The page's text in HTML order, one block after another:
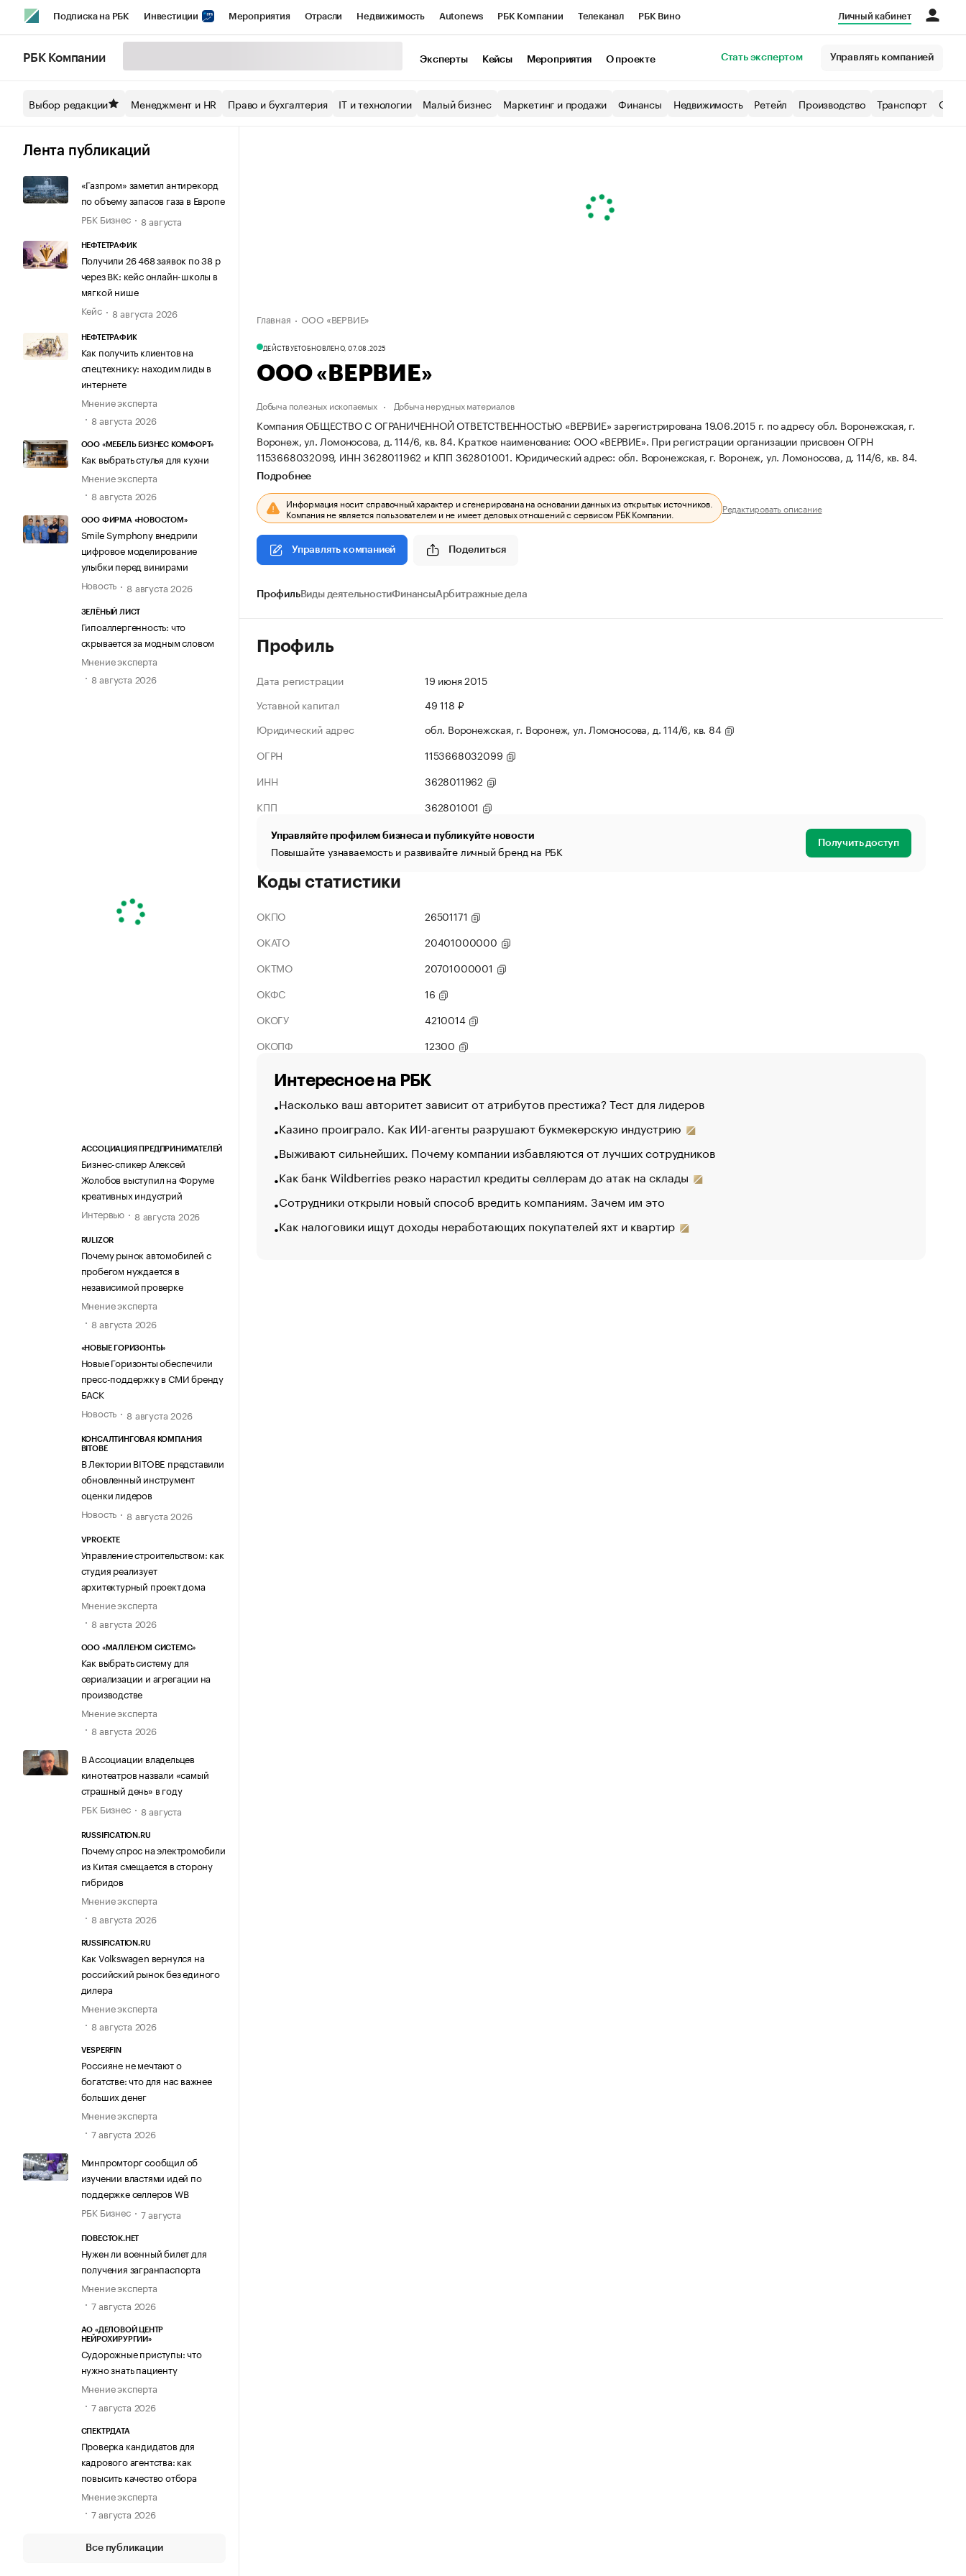
Подписка на РБК Инвестиции Мероприятия Отрасли Недвижимость Autonews РБК Компании Телеканал РБК Вино
Спецпроекты СПб Конференции СПб Спецпроекты Экономика Бизнес
Технологии и медиа
Личный кабинет
РБК Компании Эксперты Кейсы Мероприятия О проекте Стать экспертом Управлять компанией
Выбор редакции Менеджмент и HR Право и бухгалтерия IT и технологии Малый бизнес Маркетинг и продажи Финансы Недвижимость Ретейл Производство Транспорт
Лента публикаций
«Газпром» заметил антирекорд
по объему запасов газа в Европе
РБК Бизнес
8 августа
НЕФТЕТРАФИК
Получили 26 468 заявок по 38 р
через ВК: кейс онлайн-школы в
мягкой нише
Кейс
8 августа 2026
НЕФТЕТРАФИК
Как получить клиентов на
спецтехнику: находим лиды в
интернете
Мнение эксперта
8 августа 2026
ООО «МЕБЕЛЬ БИЗНЕС КОМФОРТ»
Как выбрать стулья для кухни
Мнение эксперта
8 августа 2026
ООО ФИРМА «НОВОСТОМ»
Smile Symphony внедрили
цифровое моделирование
улыбки перед винирами
Новость
8 августа 2026
ЗЕЛЁНЫЙ ЛИСТ
Гипоаллергенность: что
скрывается за модным словом
Мнение эксперта
8 августа 2026
АССОЦИАЦИЯ ПРЕДПРИНИМАТЕЛЕЙ
Бизнес-спикер Алексей
Жолобов выступил на Форуме
креативных индустрий
Интервью
8 августа 2026
RULIZOR
Почему рынок автомобилей с
пробегом нуждается в
независимой проверке
Мнение эксперта
8 августа 2026
«НОВЫЕ ГОРИЗОНТЫ»
Новые Горизонты обеспечили
пресс-поддержку в СМИ бренду
БАСК
Новость
8 августа 2026
КОНСАЛТИНГОВАЯ КОМПАНИЯ
BITOBE
В Лектории BITOBE представили
обновленный инструмент
оценки лидеров
Новость
8 августа 2026
VPROEKTE
Управление строительством: как
студия реализует
архитектурный проект дома
Мнение эксперта
8 августа 2026
ООО «МАЛЛЕНОМ СИСТЕМС»
Как выбрать систему для
сериализации и агрегации на
производстве
Мнение эксперта
8 августа 2026
В Ассоциации владельцев
кинотеатров назвали «самый
страшный день» в году
РБК Бизнес
8 августа
RUSSIFICATION.RU
Почему спрос на электромобили
из Китая смещается в сторону
гибридов
Мнение эксперта
8 августа 2026
RUSSIFICATION.RU
Как Volkswagen вернулся на
российский рынок без единого
дилера
Мнение эксперта
8 августа 2026
VESPERFIN
Россияне не мечтают о
богатстве: что для нас важнее
больших денег
Мнение эксперта
7 августа 2026
Минпромторг сообщил об
изучении властями идей по
поддержке селлеров WB
РБК Бизнес
7 августа
ПОВЕСТОК.НЕТ
Нужен ли военный билет для
получения загранпаспорта
Мнение эксперта
7 августа 2026
АО «ДЕЛОВОЙ ЦЕНТР
НЕЙРОХИРУРГИИ»
Судорожные приступы: что
нужно знать пациенту
Мнение эксперта
7 августа 2026
СПЕКТРДАТА
Проверка кандидатов для
кадрового агентства: как
повысить качество отбора
Мнение эксперта
7 августа 2026
Все публикации
Главная ООО «ВЕРВИЕ»
ДЕЙСТВУЕТОБНОВЛЕНО, 07.08.2025
ООО «ВЕРВИЕ»
Добыча полезных ископаемых Добыча нерудных материалов
Компания ОБЩЕСТВО С ОГРАНИЧЕННОЙ ОТВЕТСТВЕННОСТЬЮ «ВЕРВИЕ» зарегистрирована 19.06.2015 г. по адресу обл. Воронежская, г.
Воронеж, ул. Ломоносова, д. 114/6, кв. 84. Краткое наименование: ООО «ВЕРВИЕ». При регистрации организации присвоен ОГРН
1153668032099, ИНН 3628011962 и КПП 362801001. Юридический адрес: обл. Воронежская, г. Воронеж, ул. Ломоносова, д. 114/6, кв. 84.
Подробнее
Информация носит справочный характер и сгенерирована на основании данных из открытых источников.
Компания не является пользователем и не имеет деловых отношений с сервисом РБК Компании. Редактировать описание
Управлять компанией Поделиться
ПрофильВиды деятельностиФинансыАрбитражные дела
Профиль
Дата регистрации
19 июня 2015
Уставной капитал
49 118 ₽
Юридический адрес
обл. Воронежская, г. Воронеж, ул. Ломоносова, д. 114/6, кв. 84
ОГРН
1153668032099
ИНН
3628011962
КПП
362801001
Управляйте профилем бизнеса и публикуйте новости
Повышайте узнаваемость и развивайте личный бренд на РБК Получить доступ
Коды статистики
ОКПО
26501171
ОКАТО
20401000000
ОКТМО
20701000001
ОКФС
16
ОКОГУ
4210014
ОКОПФ
12300
Интересное на РБК
Насколько ваш авторитет зависит от атрибутов престижа? Тест для лидеров
Казино проиграло. Как ИИ-агенты разрушают букмекерскую индустрию
Выживают сильнейших. Почему компании избавляются от лучших сотрудников
Как банк Wildberries резко нарастил кредиты селлерам до атак на склады
Сотрудники открыли новый способ вредить компаниям. Зачем им это
Как налоговики ищут доходы неработающих покупателей яхт и квартир